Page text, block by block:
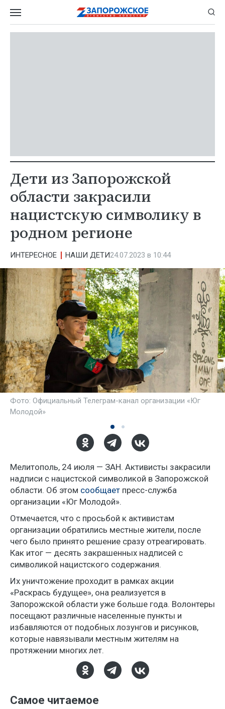
Дети из Запорожской
области закрасили
нацистскую символику в
родном регионе
ИНТЕРЕСНОЕ НАШИ ДЕТИ24.07.2023 в 10:44
Фото: Официальный Телеграм-канал организации «Юг
Молодой»
Мелитополь, 24 июля — ЗАН. Активисты закрасили
надписи с нацистской символикой в Запорожской
области. Об этом сообщает пресс-служба
организации «Юг Молодой».
Отмечается, что с просьбой к активистам
организации обратились местные жители, после
чего было принято решение сразу отреагировать.
Как итог — десять закрашенных надписей с
символикой нацистского содержания.
Их уничтожение проходит в рамках акции
«Раскрась будущее», она реализуется в
Запорожской области уже больше года. Волонтеры
посещают различные населенные пункты и
избавляются от подобных лозунгов и рисунков,
которые навязывали местным жителям на
протяжении многих лет.
Самое читаемое